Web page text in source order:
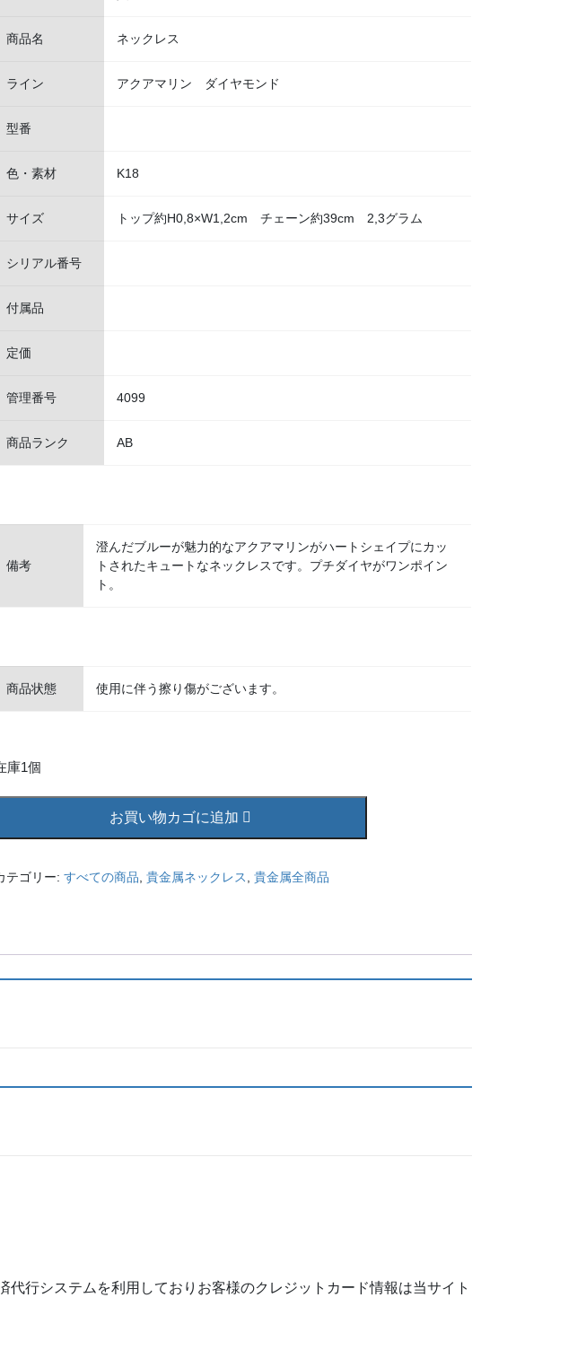
商品名 ネックレス
ライン アクアマリン ダイヤモンド
型番
色・素材 K18
サイズ トップ約H0,8×W1,2cm チェーン約39cm 2,3グラム
シリアル番号
付属品
定価
管理番号 4099
商品ランク AB
備考
澄んだブルーが魅力的なアクアマリンがハートシェイプにカッ
トされたキュートなネックレスです。プチダイヤがワンポイン
ト。
商品状態 使用に伴う擦り傷がございます。
庫1個
お買い物カゴに追加
テゴリー:すべての商品 ,貴金属ネックレス ,貴金属全商品
行システムを利用しておりお客様のクレジットカード情報は当サイト